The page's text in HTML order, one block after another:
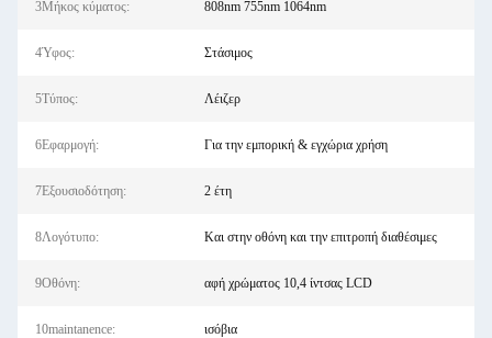
3Μήκος κύματος: 808nm 755nm 1064nm
4Ύφος: Στάσιμος
5Τύπος: Λέιζερ
6Εφαρμογή: Για την εμπορική & εγχώρια χρήση
7Εξουσιοδότηση: 2 έτη
8Λογότυπο: Και στην οθόνη και την επιτροπή διαθέσιμες
9Οθόνη: αφή χρώματος 10,4 ίντσας LCD
10maintanence: ισόβια